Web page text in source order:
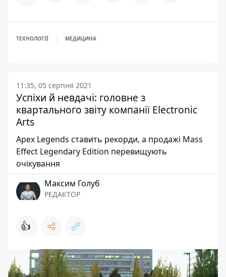
ТЕХНОЛОГІЇ МЕДИЦИНА
11:35, 05 серпня 2021
Успіхи й невдачі: головне з
квартального звіту компанії Electronic
Arts
Apex Legends ставить рекорди, а продажі Mass
Effect Legendary Edition перевищують
очікування
Максим Голуб
РЕДАКТОР
👍